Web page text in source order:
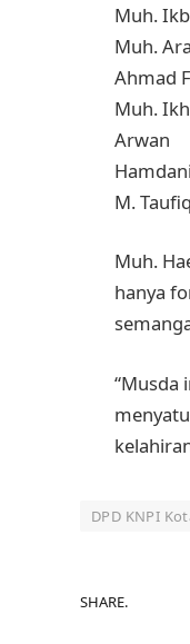
Muh.
Muh.
Ahmad
Muh.
Arwan
M.
Muh.
hanya
“Musda
DPD KNPI
SHARE.